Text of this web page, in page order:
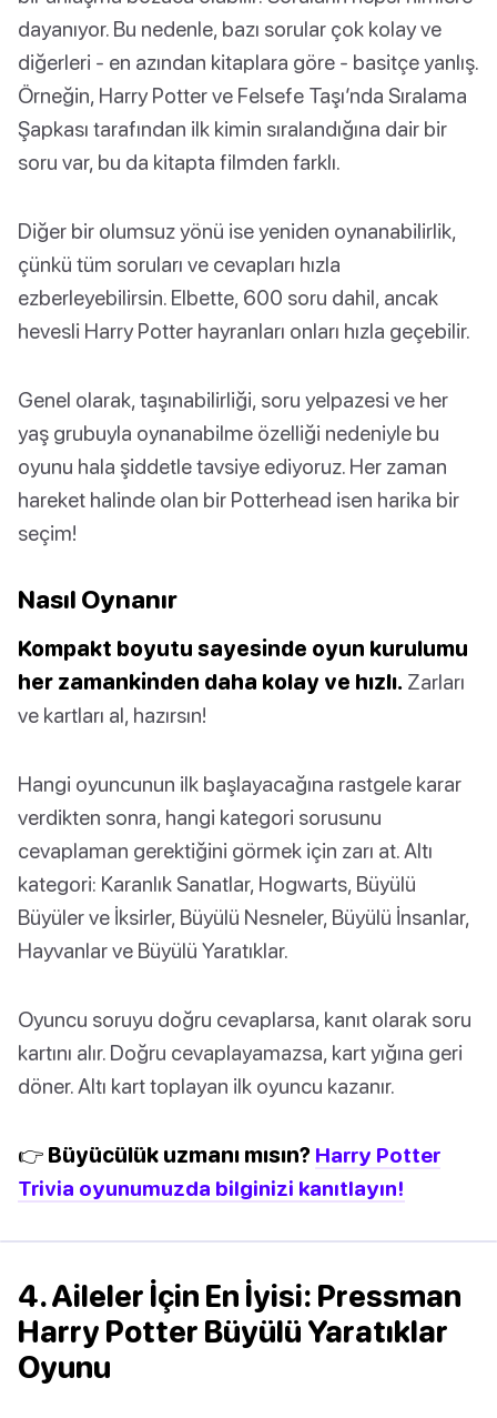
dayanıyor. Bu nedenle, bazı sorular çok kolay ve
diğerleri - en azından kitaplara göre - basitçe yanlış.
Örneğin, Harry Potter ve Felsefe Taşı’nda Sıralama
Şapkası tarafından ilk kimin sıralandığına dair bir
soru var, bu da kitapta filmden farklı.
Diğer bir olumsuz yönü ise yeniden oynanabilirlik,
çünkü tüm soruları ve cevapları hızla
ezberleyebilirsin. Elbette, 600 soru dahil, ancak
hevesli Harry Potter hayranları onları hızla geçebilir.
Genel olarak, taşınabilirliği, soru yelpazesi ve her
yaş grubuyla oynanabilme özelliği nedeniyle bu
oyunu hala şiddetle tavsiye ediyoruz. Her zaman
hareket halinde olan bir Potterhead isen harika bir
seçim!
Nasıl Oynanır
Kompakt boyutu sayesinde oyun kurulumu
her zamankinden daha kolay ve hızlı. Zarları
ve kartları al, hazırsın!
Hangi oyuncunun ilk başlayacağına rastgele karar
verdikten sonra, hangi kategori sorusunu
cevaplaman gerektiğini görmek için zarı at. Altı
kategori: Karanlık Sanatlar, Hogwarts, Büyülü
Büyüler ve İksirler, Büyülü Nesneler, Büyülü İnsanlar,
Hayvanlar ve Büyülü Yaratıklar.
Oyuncu soruyu doğru cevaplarsa, kanıt olarak soru
kartını alır. Doğru cevaplayamazsa, kart yığına geri
döner. Altı kart toplayan ilk oyuncu kazanır.
👉 Büyücülük uzmanı mısın? Harry Potter
Trivia oyunumuzda bilginizi kanıtlayın!
4. Aileler İçin En İyisi: Pressman
Harry Potter Büyülü Yaratıklar
Oyunu